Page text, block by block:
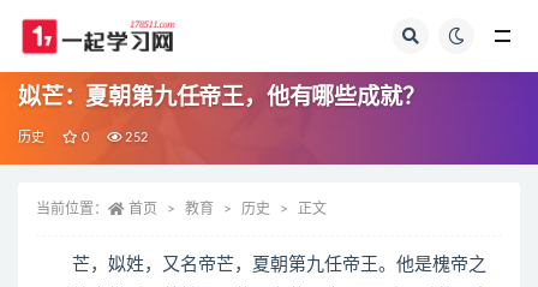
姒芒：夏朝第九任帝王，他有哪些成就？
历史 0 252
当前位置： 首页 教育 历史 正文
芒，姒姓，又名帝芒，夏朝第九任帝王。他是槐帝之